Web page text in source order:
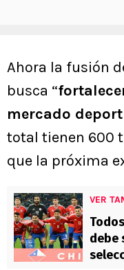
Ahora la fusión
busca “
mercado
total tienen 600
que la próxima
VER
debe